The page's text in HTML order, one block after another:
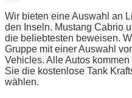
Wir bieten eine Auswahl an
den Inseln. Mustang Cabrio
die beliebtesten beweisen.
Gruppe mit einer Auswahl
Vehicles. Alle Autos
Sie die kostenlose Tank
wählen.